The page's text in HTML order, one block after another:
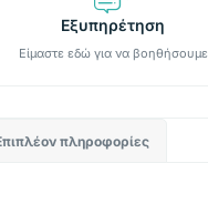
Εξυπηρέτηση
Είμαστε εδώ για να βοηθήσουμε
πληροφορίες